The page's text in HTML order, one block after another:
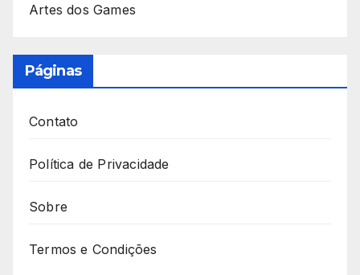
Artes dos Games
Páginas
Contato
Política de Privacidade
Sobre
Termos e Condições